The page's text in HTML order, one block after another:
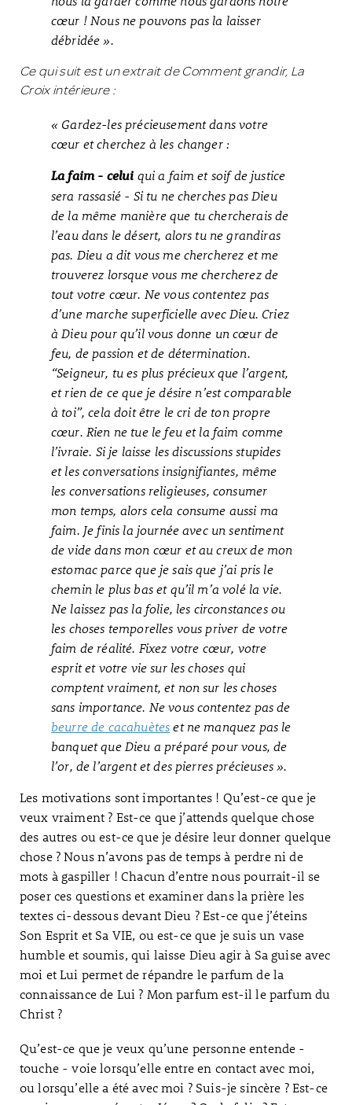
cœur ! Nous ne pouvons pas la laisser
débridée ».
Ce qui suit est un extrait de Comment grandir, La
Croix intérieure :
« Gardez-les précieusement dans votre
cœur et cherchez à les changer :
La faim - celuiqui a faim et soif de justice
sera rassasié - Si tu ne cherches pas Dieu
de la même manière que tu chercherais de
l’eau dans le désert, alors tu ne grandiras
pas. Dieu a dit vous me chercherez et me
trouverez lorsque vous me chercherez de
tout votre cœur. Ne vous contentez pas
d’une marche superficielle avec Dieu. Criez
à Dieu pour qu’il vous donne un cœur de
feu, de passion et de détermination.
“Seigneur, tu es plus précieux que l’argent,
et rien de ce que je désire n’est comparable
à toi”, cela doit être le cri de ton propre
cœur. Rien ne tue le feu et la faim comme
l’ivraie. Si je laisse les discussions stupides
et les conversations insignifiantes, même
les conversations religieuses, consumer
mon temps, alors cela consume aussi ma
faim. Je finis la journée avec un sentiment
de vide dans mon cœur et au creux de mon
estomac parce que je sais que j’ai pris le
chemin le plus bas et qu’il m’a volé la vie.
Ne laissez pas la folie, les circonstances ou
les choses temporelles vous priver de votre
faim de réalité. Fixez votre cœur, votre
esprit et votre vie sur les choses qui
comptent vraiment, et non sur les choses
sans importance. Ne vous contentez pas de
beurre de cacahuèteset ne manquez pas le
banquet que Dieu a préparé pour vous, de
l’or, de l’argent et des pierres précieuses ».
Les motivations sont importantes ! Qu’est-ce que je
veux vraiment ? Est-ce que j’attends quelque chose
des autres ou est-ce que je désire leur donner quelque
chose ? Nous n’avons pas de temps à perdre ni de
mots à gaspiller ! Chacun d’entre nous pourrait-il se
poser ces questions et examiner dans la prière les
textes ci-dessous devant Dieu ? Est-ce que j’éteins
Son Esprit et Sa VIE, ou est-ce que je suis un vase
humble et soumis, qui laisse Dieu agir à Sa guise avec
moi et Lui permet de répandre le parfum de la
connaissance de Lui ? Mon parfum est-il le parfum du
Christ ?
Qu’est-ce que je veux qu’une personne entende -
touche - voie lorsqu’elle entre en contact avec moi,
ou lorsqu’elle a été avec moi ? Suis-je sincère ? Est-ce